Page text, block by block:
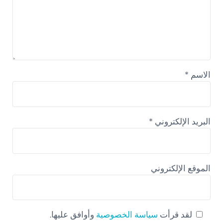
الاسم *
البريد الإلكتروني *
الموقع الإلكتروني
لقد قرأت سياسة الخصوصية وأوافق عليها.